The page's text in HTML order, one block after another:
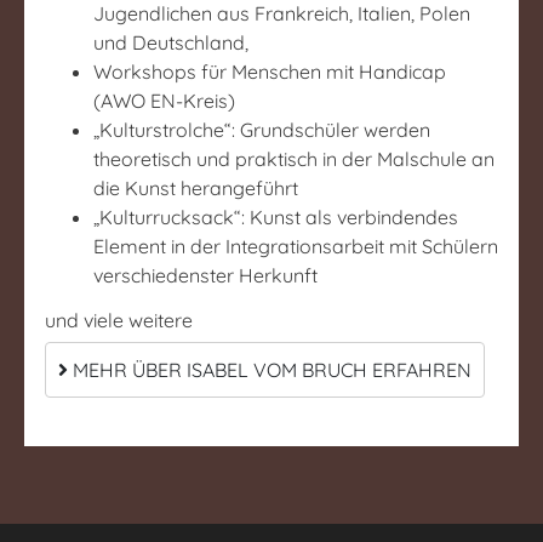
Jugendlichen aus Frankreich, Italien, Polen
und Deutschland,
Workshops für Menschen mit Handicap
(AWO EN-Kreis)
„Kulturstrolche“: Grundschüler werden
theoretisch und praktisch in der Malschule an
die Kunst herangeführt
„Kulturrucksack“: Kunst als verbindendes
Element in der Integrationsarbeit mit Schülern
verschiedenster Herkunft
und viele weitere
MEHR ÜBER ISABEL VOM BRUCH ERFAHREN